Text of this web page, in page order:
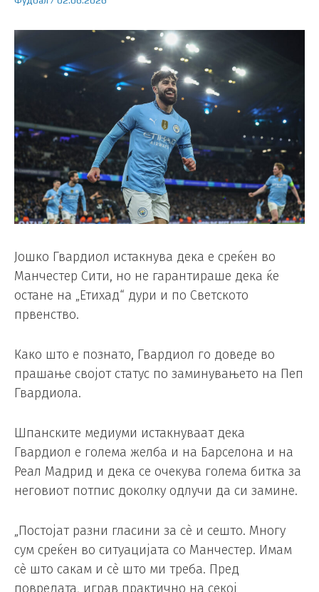
Јошко Гвардиол истакнува дека е среќен во
Манчестер Сити, но не гарантираше дека ќе
остане на „Етихад“ дури и по Светското
првенство.
Како што е познато, Гвардиол го доведе во
прашање својот статус по заминувањето на Пеп
Гвардиола.
Шпанските медиуми истакнуваат дека
Гвардиол е голема желба и на Барселона и на
Реал Мадрид и дека се очекува голема битка за
неговиот потпис доколку одлучи да си замине.
„Постојат разни гласини за сè и сешто. Многу
сум среќен во ситуацијата со Манчестер. Имам
сè што сакам и сè што ми треба. Пред
повредата, играв практично на секој